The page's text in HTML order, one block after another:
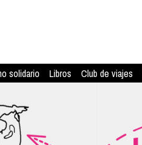
solidario Libros Club de viajes